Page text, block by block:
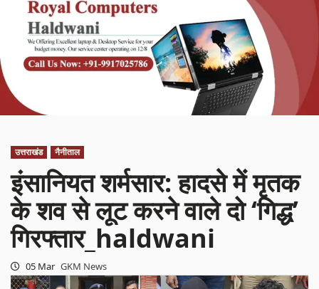
उत्तराखंड नैनीताल
इंसानियत शर्मसार: हादसे में मृतक
के शव से लूट करने वाले दो ‘गिद्ध’
गिरफ्तार_haldwani
05 Mar GKM News